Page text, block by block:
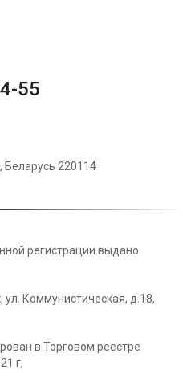
55
Беларусь 220114
регистрации выдано
Коммунистическая, д.18,
в Торговом реестре
г,